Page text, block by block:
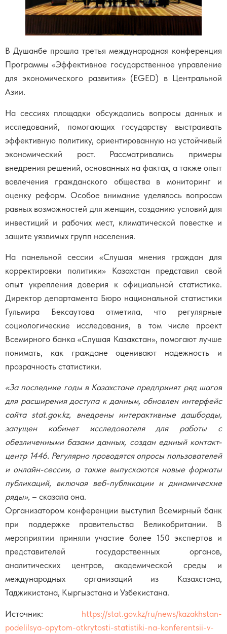
В Душанбе прошла третья международная конференция
Программы «Эффективное государственное управление
для экономического развития» (EGED) в Центральной
Азии.
На сессиях площадки обсуждались вопросы данных и
исследований, помогающих государству выстраивать
эффективную политику, ориентированную на устойчивый
экономический рост. Рассматривались примеры
внедрения решений, основанных на фактах, а также опыт
вовлечения гражданского общества в мониторинг и
оценку реформ. Особое внимание уделялось вопросам
равных возможностей для женщин, созданию условий для
инвестиций и рабочих мест, климатической повестке и
защите уязвимых групп населения.
На панельной сессии «Слушая мнения граждан для
корректировки политики» Казахстан представил свой
опыт укрепления доверия к официальной статистике.
Директор департамента Бюро национальной статистики
Гульмира Бексаутова отметила, что регулярные
социологические исследования, в том числе проект
Всемирного банка «Слушая Казахстан», помогают лучше
понимать, как граждане оценивают надежность и
прозрачность статистики.
«За последние годы в Казахстане предпринят ряд шагов
для расширения доступа к данным, обновлен интерфейс
сайта stat.gov.kz, внедрены интерактивные дашборды,
запущен кабинет исследователя для работы с
обезличенными базами данных, создан единый контакт-
центр 1446. Регулярно проводятся опросы пользователей
и онлайн-сессии, а также выпускаются новые форматы
публикаций, включая веб-публикации и динамические
ряды», – сказала она.
Организатором конференции выступил Всемирный банк
при поддержке правительства Великобритании. В
мероприятии приняли участие более 150 экспертов и
представителей государственных органов,
аналитических центров, академической среды и
международных организаций из Казахстана,
Таджикистана, Кыргызстана и Узбекистана.
Источник: https://stat.gov.kz/ru/news/kazakhstan-
podelilsya-opytom-otkrytosti-statistiki-na-konferentsii-v-